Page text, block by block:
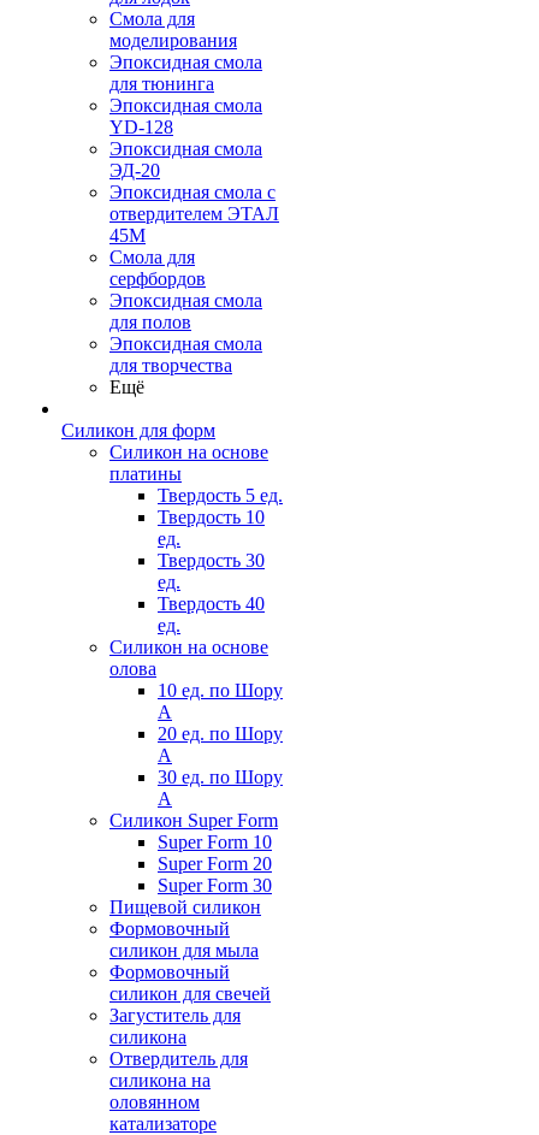
Смола для
моделирования
Эпоксидная смола
для тюнинга
Эпоксидная смола
YD-128
Эпоксидная смола
ЭД-20
Эпоксидная смола с
отвердителем ЭТАЛ
45М
Смола для
серфбордов
Эпоксидная смола
для полов
Эпоксидная смола
для творчества
Ещё
Силикон для форм
Силикон на основе
платины
Твердость 5 ед.
Твердость 10
ед.
Твердость 30
ед.
Твердость 40
ед.
Силикон на основе
олова
10 ед. по Шору
А
20 ед. по Шору
А
30 ед. по Шору
А
Силикон Super Form
Super Form 10
Super Form 20
Super Form 30
Пищевой силикон
Формовочный
силикон для мыла
Формовочный
силикон для свечей
Загуститель для
силикона
Отвердитель для
силикона на
оловянном
катализаторе